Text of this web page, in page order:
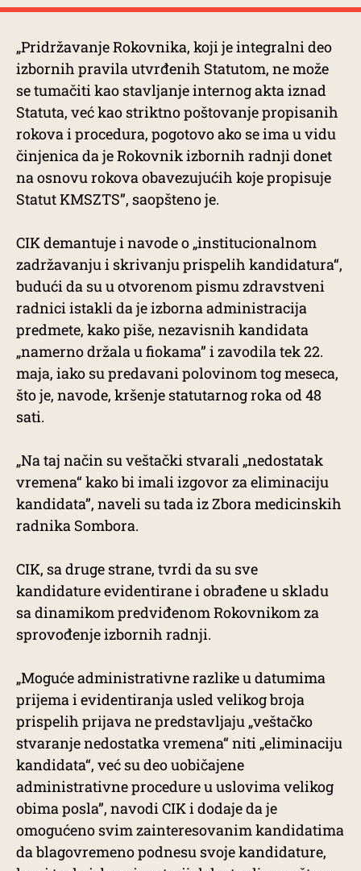
„Pridržavanje Rokovnika, koji je integralni deo
izbornih pravila utvrđenih Statutom, ne može
se tumačiti kao stavljanje internog akta iznad
Statuta, već kao striktno poštovanje propisanih
rokova i procedura, pogotovo ako se ima u vidu
činjenica da je Rokovnik izbornih radnji donet
na osnovu rokova obavezujućih koje propisuje
Statut KMSZTS”, saopšteno je.
CIK demantuje i navode o „institucionalnom
zadržavanju i skrivanju prispelih kandidatura“,
budući da su u otvorenom pismu zdravstveni
radnici istakli da je izborna administracija
predmete, kako piše, nezavisnih kandidata
„namerno držala u fiokama” i zavodila tek 22.
maja, iako su predavani polovinom tog meseca,
što je, navode, kršenje statutarnog roka od 48
sati.
„Na taj način su veštački stvarali „nedostatak
vremena“ kako bi imali izgovor za eliminaciju
kandidata”, naveli su tada iz Zbora medicinskih
radnika Sombora.
CIK, sa druge strane, tvrdi da su sve
kandidature evidentirane i obrađene u skladu
sa dinamikom predviđenom Rokovnikom za
sprovođenje izbornih radnji.
„Moguće administrativne razlike u datumima
prijema i evidentiranja usled velikog broja
prispelih prijava ne predstavljaju „veštačko
stvaranje nedostatka vremena“ niti „eliminaciju
kandidata“, već su deo uobičajene
administrativne procedure u uslovima velikog
obima posla”, navodi CIK i dodaje da je
omogućeno svim zainteresovanim kandidatima
da blagovremeno podnesu svoje kandidature,